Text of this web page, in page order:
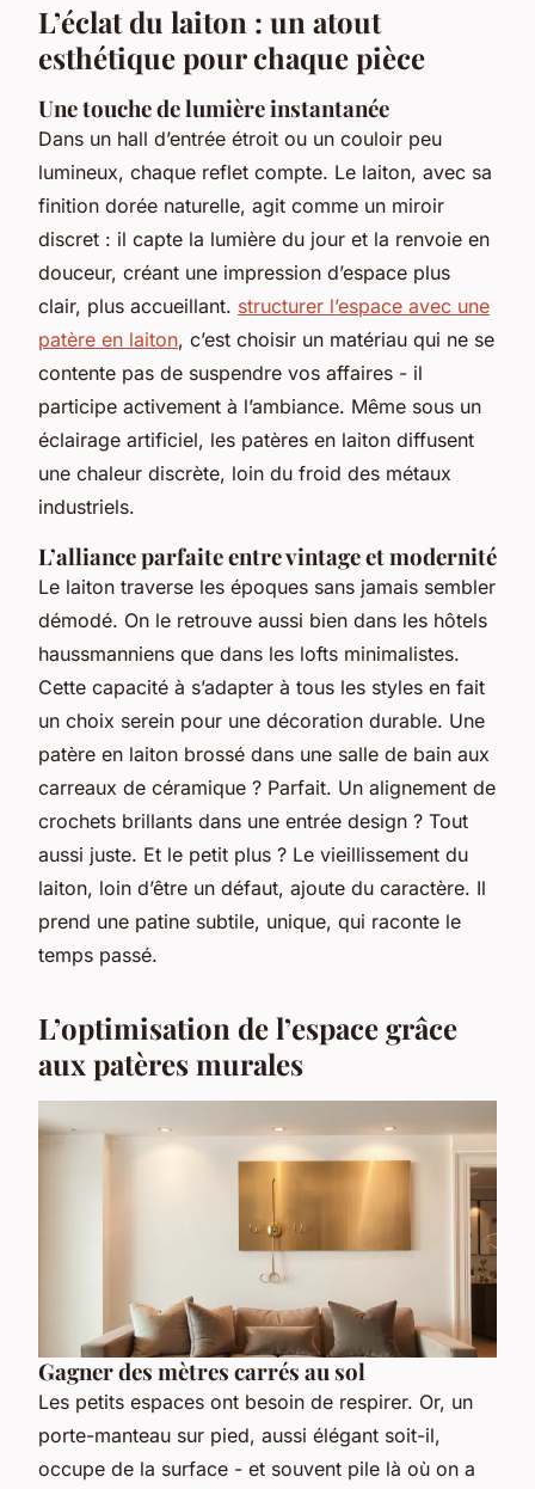
L’éclat du laiton : un atout
esthétique pour chaque pièce
Une touche de lumière instantanée
Dans un hall d’entrée étroit ou un couloir peu
lumineux, chaque reflet compte. Le laiton, avec sa
finition dorée naturelle, agit comme un miroir
discret : il capte la lumière du jour et la renvoie en
douceur, créant une impression d’espace plus
clair, plus accueillant. structurer l’espace avec une
patère en laiton, c’est choisir un matériau qui ne se
contente pas de suspendre vos affaires - il
participe activement à l’ambiance. Même sous un
éclairage artificiel, les patères en laiton diffusent
une chaleur discrète, loin du froid des métaux
industriels.
L’alliance parfaite entre vintage et modernité
Le laiton traverse les époques sans jamais sembler
démodé. On le retrouve aussi bien dans les hôtels
haussmanniens que dans les lofts minimalistes.
Cette capacité à s’adapter à tous les styles en fait
un choix serein pour une décoration durable. Une
patère en laiton brossé dans une salle de bain aux
carreaux de céramique ? Parfait. Un alignement de
crochets brillants dans une entrée design ? Tout
aussi juste. Et le petit plus ? Le vieillissement du
laiton, loin d’être un défaut, ajoute du caractère. Il
prend une patine subtile, unique, qui raconte le
temps passé.
L’optimisation de l’espace grâce
aux patères murales
Gagner des mètres carrés au sol
Les petits espaces ont besoin de respirer. Or, un
porte-manteau sur pied, aussi élégant soit-il,
occupe de la surface - et souvent pile là où on a